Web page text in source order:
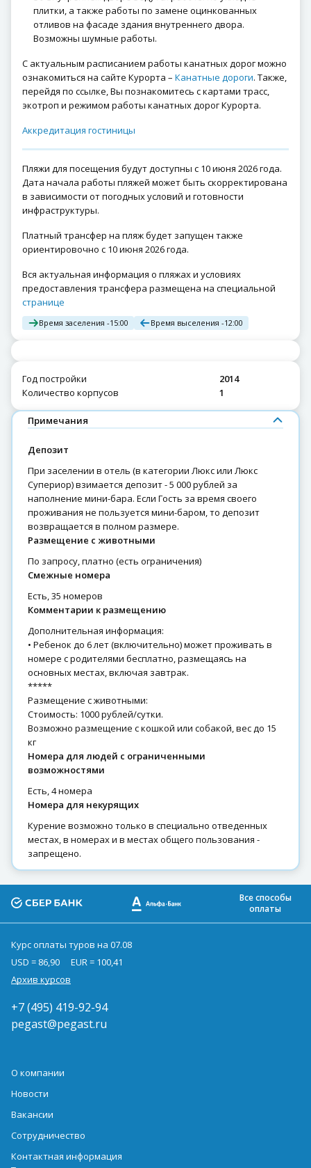
плитки, а также работы по замене оцинкованных
отливов на фасаде здания внутреннего двора.
Возможны шумные работы.
С актуальным расписанием работы канатных дорог можно
ознакомиться на сайте Курорта – Канатные дороги. Также,
перейдя по ссылке, Вы познакомитесь с картами трасс,
экотроп и режимом работы канатных дорог Курорта.
Аккредитация гостиницы
Пляжи для посещения будут доступны с 10 июня 2026 года.
Дата начала работы пляжей может быть скорректирована
в зависимости от погодных условий и готовности
инфраструктуры.
Платный трансфер на пляж будет запущен также
ориентировочно с 10 июня 2026 года.
Вся актуальная информация о пляжах и условиях
предоставления трансфера размещена на специальной
странице
Время заселения -15:00 Время выселения -12:00
Год постройки
2014
Количество корпусов
1
Примечания
Депозит
При заселении в отель (в категории Люкс или Люкс
Супериор) взимается депозит - 5 000 рублей за
наполнение мини-бара. Если Гость за время своего
проживания не пользуется мини-баром, то депозит
возвращается в полном размере.
Размещение с животными
по запросу, платно (есть ограничения)
Смежные номера
есть, 35 номеров
Комментарии к размещению
Дополнительная информация:
• Ребенок до 6 лет (включительно) может проживать в
номере с родителями бесплатно, размещаясь на
основных местах, включая завтрак.
*****
Размещение с животными:
Стоимость: 1000 рублей/сутки.
Возможно размещение с кошкой или собакой, вес до 15
кг
Номера для людей с ограниченными
возможностями
есть, 4 номера
Номера для некурящих
Курение возможно только в специально отведенных
местах, в номерах и в местах общего пользования -
запрещено.
Все способы
оплаты
Курс оплаты туров на 07.08
USD = 86,90
EUR = 100,41
Архив курсов
+7 (495) 419-92-94
pegast@pegast.ru
О компании
Новости
Вакансии
Сотрудничество
Контактная информация